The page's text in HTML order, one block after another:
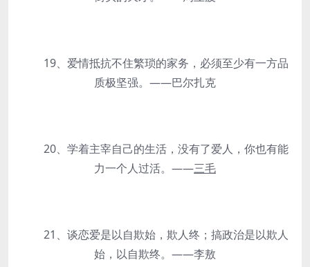
19、爱情抵抗不住繁琐的家务，必须至少有一方品
质极坚强。——巴尔扎克
20、学着主宰自己的生活，没有了爱人，你也有能
力一个人过活。——三毛
21、谈恋爱是以自欺始，欺人终；搞政治是以欺人
始，以自欺终。——李敖